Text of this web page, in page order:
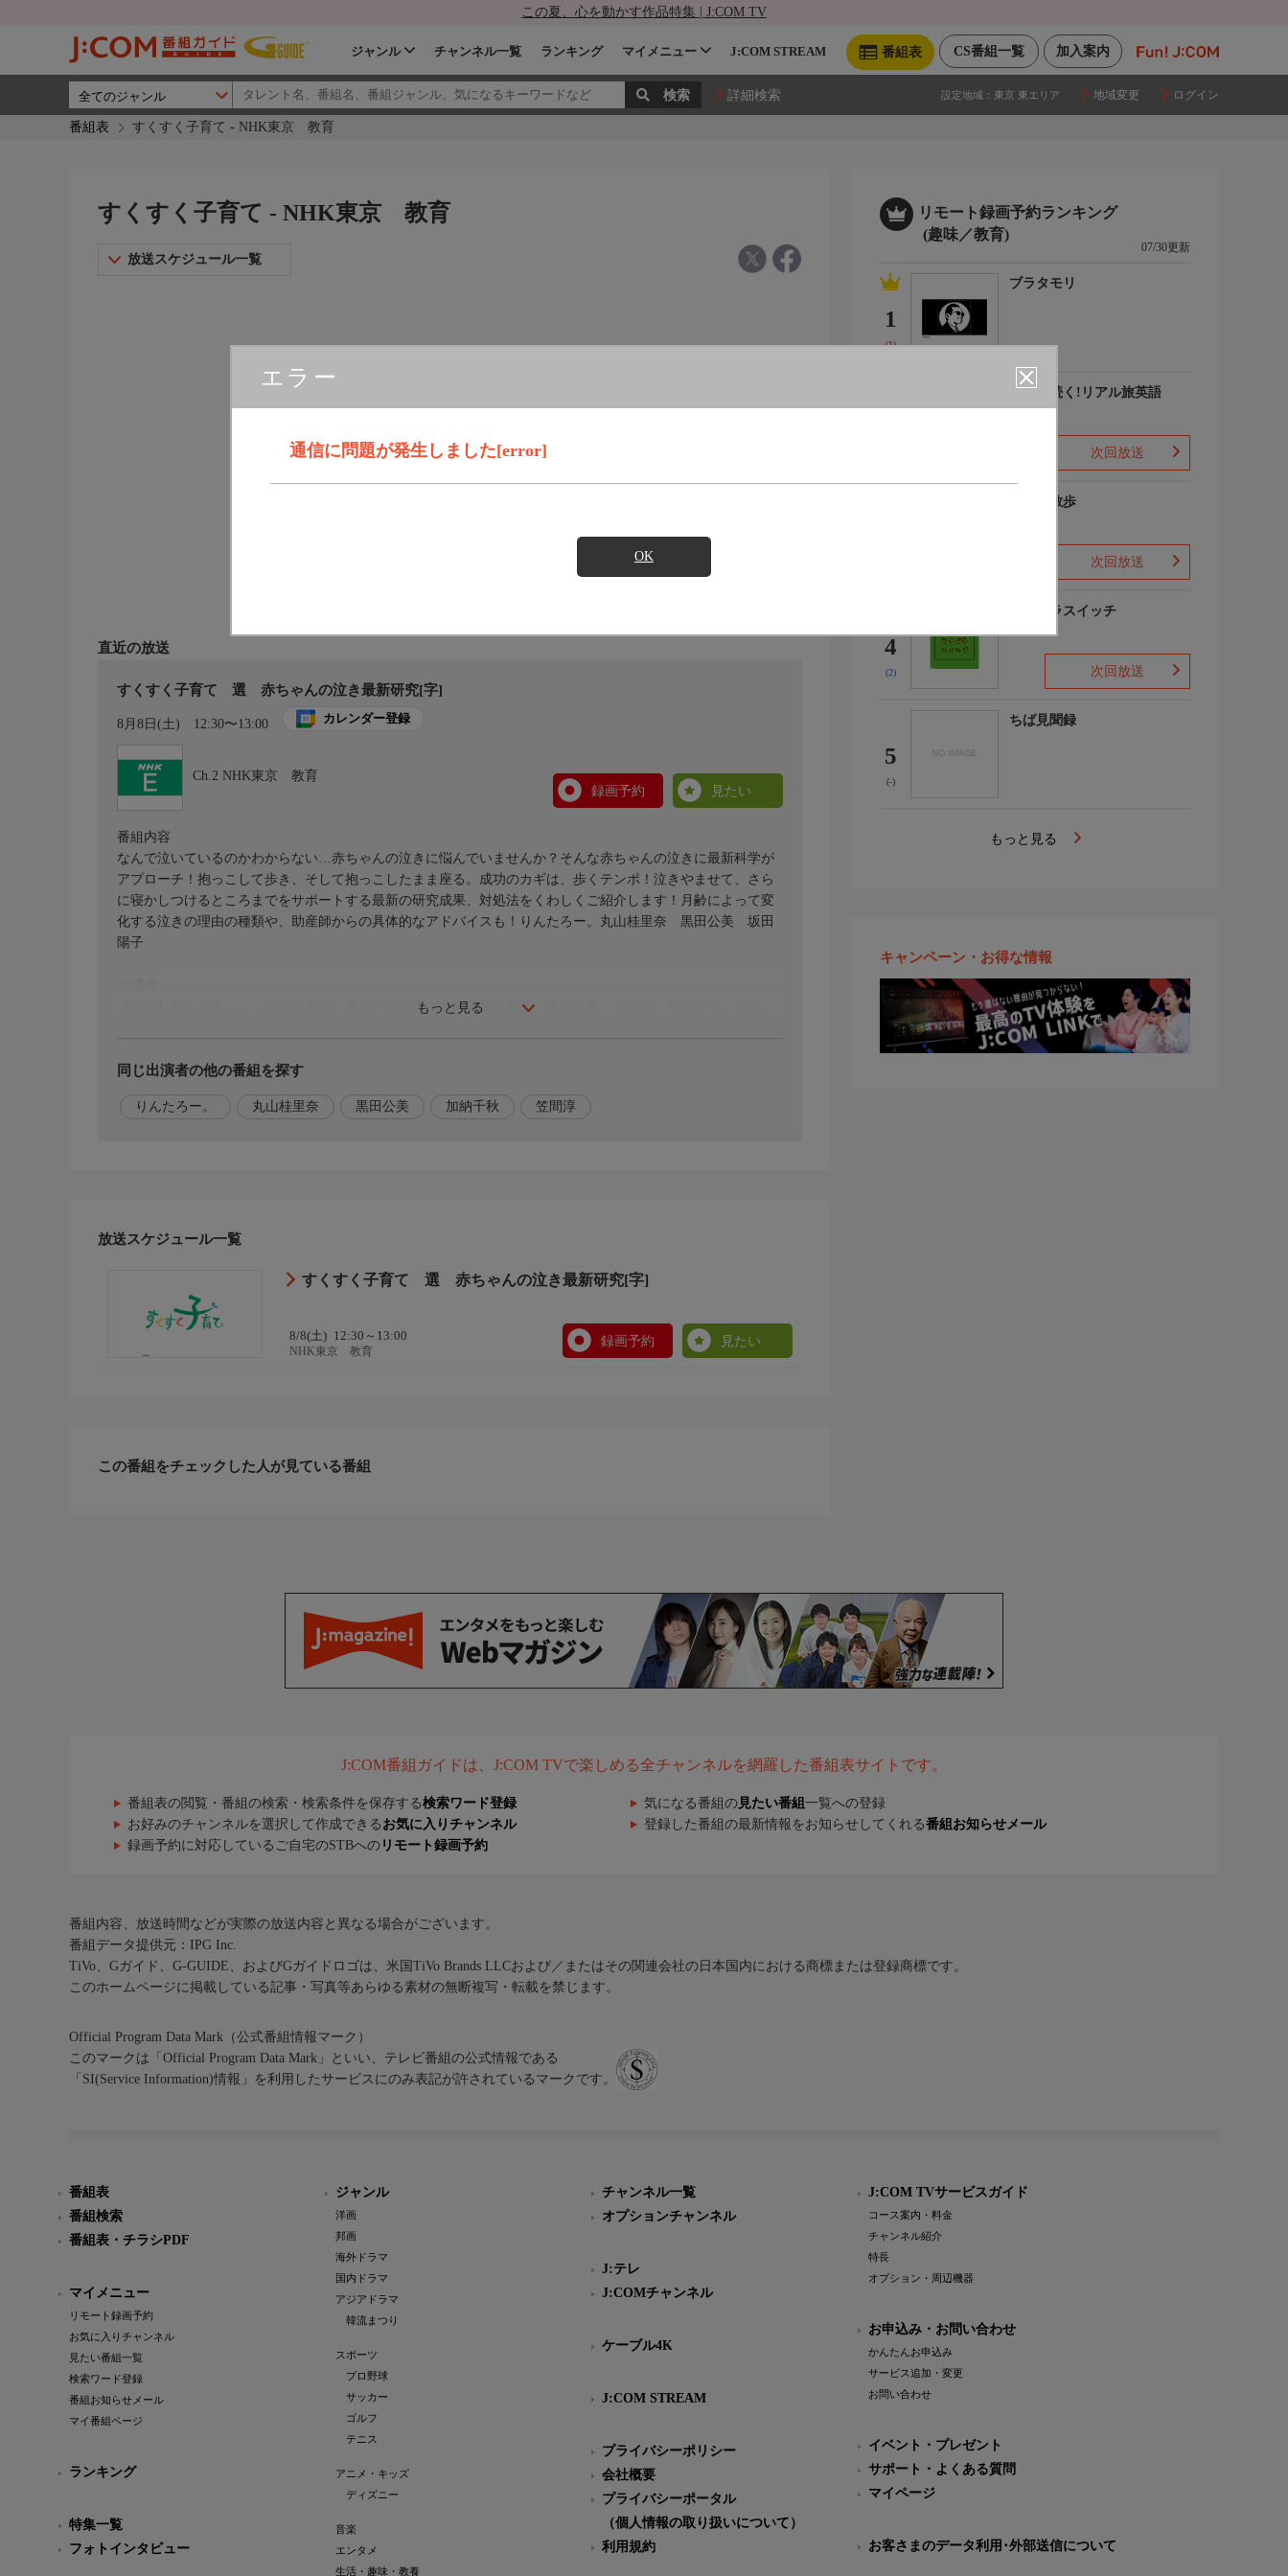
この夏、心を動かす作品特集 | J:COM TV
加入案内
CS番組一覧
番組表
ジャンル チャンネル一覧 ランキング マイメニュー J:COM STREAM
詳細検索 設定地域： 東京 東エリア 地域変更 ログイン
番組表 すくすく子育て - NHK東京 教育
エラー
通信に問題が発生しました[error]
OK
すくすく子育て - NHK東京 教育
放送スケジュール一覧
直近の放送
すくすく子育て 選 赤ちゃんの泣き最新研究[字]
8月8日(土) 12:30〜13:00 カレンダー登録
Ch.2 NHK東京 教育
録画予約
見たい
もっと見る
番組内容
なんで泣いているのかわからない…赤ちゃんの泣きに悩んでいませんか？そんな赤ちゃんの泣きに最新科学が
アプローチ！抱っこして歩き、そして抱っこしたまま座る。成功のカギは、歩くテンポ！泣きやませて、さら
に寝かしつけるところまでをサポートする最新の研究成果、対処法をくわしくご紹介します！月齢によって変
化する泣きの理由の種類や、助産師からの具体的なアドバイスも！りんたろー。丸山桂里奈 黒田公美 坂田
陽子
【出演】りんたろー。，丸山桂里奈，東京科学大学生命理工学院教授…黒田公美，助産師…坂田陽子，【語
同じ出演者の他の番組を探す
りんたろー。 丸山桂里奈 黒田公美 加納千秋 笠間淳
放送スケジュール一覧
すくすく子育て 選 赤ちゃんの泣き最新研究[字]
8/8(土) 12:30～13:00
NHK東京 教育
録画予約 見たい
この番組をチェックした人が見ている番組
リモート録画予約ランキング
(趣味／教育)
07/30更新
1
(1)
ブラタモリ
会話が続く!リアル旅英語
次回放送
じゅん散歩
次回放送
4
(2)
ピタゴラスイッチ
次回放送
5
(-)
ちば見聞録
もっと見る
キャンペーン・お得な情報
J:COM番組ガイドは、J:COM TVで楽しめる全チャンネルを網羅した番組表サイトです。
番組表の閲覧・番組の検索・検索条件を保存する検索ワード登録 気になる番組の 見たい番組 一覧への登録
お好みのチャンネルを選択して作成できる お気に入りチャンネル 登録した番組の最新情報をお知らせしてくれる番組お知らせメール
録画予約に対応しているご自宅のSTBへの リモート録画予約
番組内容、放送時間などが実際の放送内容と異なる場合がございます。
番組データ提供元：IPG Inc.
TiVo、Gガイド、G-GUIDE、およびGガイドロゴは、米国TiVo Brands LLCおよび／またはその関連会社の日本国内における商標または登録商標です。
このホームページに掲載している記事・写真等あらゆる素材の無断複写・転載を禁じます。
Official Program Data Mark（公式番組情報マーク）
このマークは「Official Program Data Mark」といい、テレビ番組の公式情報である
「SI(Service Information)情報」を利用したサービスにのみ表記が許されているマークです。
番組表
番組検索
番組表・チラシPDF
マイメニュー
リモート録画予約
お気に入りチャンネル
見たい番組一覧
検索ワード登録
番組お知らせメール
マイ番組ページ
ランキング
特集一覧
フォトインタビュー
ジャンル
洋画
邦画
海外ドラマ
国内ドラマ
アジアドラマ
韓流まつり
スポーツ
プロ野球
サッカー
ゴルフ
テニス
アニメ・キッズ
ディズニー
音楽
エンタメ
生活・趣味・教養
チャンネル一覧
オプションチャンネル
J:テレ
J:COMチャンネル
ケーブル4K
J:COM STREAM
プライバシーポリシー
会社概要
プライバシーポータル
（個人情報の取り扱いについて）
利用規約
J:COM TVサービスガイド
コース案内・料金
チャンネル紹介
特長
オプション・周辺機器
お申込み・お問い合わせ
かんたんお申込み
サービス追加・変更
お問い合わせ
イベント・プレゼント
サポート・よくある質問
マイページ
お客さまのデータ利用･外部送信について